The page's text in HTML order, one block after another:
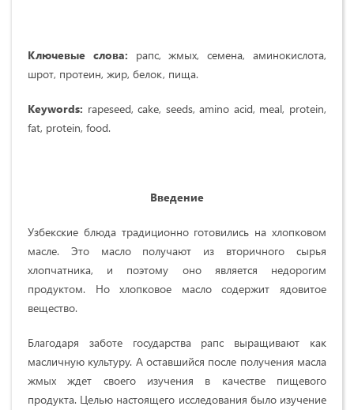
Ключевые слова: рапс, жмых, семена, аминокислота,
шрот, протеин, жир, белок, пища.
Keywords: rapeseed, cake, seeds, amino acid, meal, protein,
fat, protein, food.
Введение
Узбекские блюда традиционно готовились на хлопковом
масле. Это масло получают из вторичного сырья
хлопчатника, и поэтому оно является недорогим
продуктом. Но хлопковое масло содержит ядовитое
вещество.
Благодаря заботе государства рапс выращивают как
масличную культуру. А оставшийся после получения масла
жмых ждет своего изучения в качестве пищевого
продукта. Целью настоящего исследования было изучение